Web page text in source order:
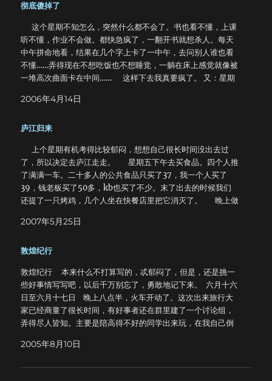
彻底傻掉了
这个星期不知怎么，突然什么都不会了。书也看不懂，上课
听不懂，作业不会做。都快急疯了，一翻开书就想杀人。每天
中午拼命地看，结果在几个字上卡了一中午，去问别人谁也看
不懂……弄得现在不想吃饭也不想睡觉，一躺在床上感觉就像被
一堆高次曲面卡在中间…… 这样下去我真要疯了。 又：星期
害，只是很多年很多年都没有动过笔了。 听说Viper的生物
候，可以稍微多花一点时间在生物上面了。呵呵，加油。 写
个聪明的笨蛋，所以很快，我就发现学校的物理实验教学平台
存在一个致命的漏洞。通过简单的分析研究，我已经下载了几
百份别人写好的实验报告^_^，至于具体的方法，我想这里就
不介绍了，谁也不要来问我，我不会说的。 这几天什么书都
看不进去，我很着急，一着急就拿头往桌子上撞，哐哐哐敲几
下感觉好一点，然后就哐哐哐再敲几下，看得别人很着急。我
做。这个学期的微积分作业已经得了5次B+，也就是说，这会
很大地影响考试成绩。本来上个学期考得就很差，这个学期课
又难了很多，作业平时成绩又不高，所以很可能会挂，那样我
在这个学校如何都呆不下去了。
2006年4月14日
庐江归来
上个星期有机考得比较郁闷，想想自己很长时间没出去过
了，所以决定去庐江走走。 星期五下午去买食品。四个人推
了满满一车。二十多人的公共食品只买了37，我一个人买了
39，钱老板买了50多，kb也买了不少。末了出去的时候我们
还提了一只烤鸡，几个人坐在快餐店里把它消灭了。 晚上做
肉……比较腐败的是，一共要了六十多块的肉，每人一个鸡翅，
去以后还是饿了一晚上…… 第二天一早出发，好在不用转
电话愣是没叫醒……后来还是打电话让临宿舍的人把他叫醒的。
到汤池以后下车分发物品。我们的ganyu才到庐江县城。我
们先行出发，由我来遥控指路。走到水库的时候，他终于赶上
来了。 接下来就是三个小时猛走。 到了果树村，终于可
以休息下了。井水真甜，呵呵。 吃罢饭（很久没吃压缩饼干
了，嗯），然后就去收拾营地。搭帐篷。 下午去爬牛王寨，
的确很凉快。 看到前面一片铁杉林，我心里暗暗骂了一句脏
2007年5月25日
敦煌纪行
敦煌纪行 本来什么不打算写的，忒郁闷了，但是，还是挑一
些好事情写写吧，以后千万别忘了，勇敢地记下来。 六月十六
日至六月十七日 晚上八点半，火车开动了。这次出来旅行大
家已经商量了很长时间，有好事者还在群里建了一个讨论组，
弄得尽人皆知。主要是陪高得不好的同学出来玩，在我自己倒
找到座位，安顿下来大家就开始打扑克。到了午夜，渐渐有些
2005年8月10日